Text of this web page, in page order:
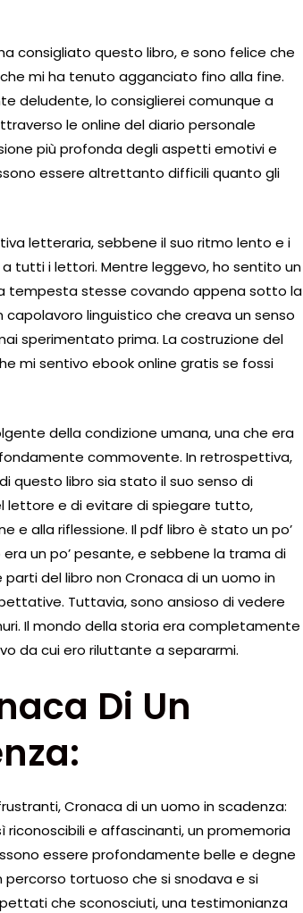
consigliato questo libro, e sono felice che
mi ha tenuto agganciato fino alla fine.
deludente, lo consiglierei comunque a
le online del diario personale
più profonda degli aspetti emotivi e
essere altrettanto difficili quanto gli
letteraria, sebbene il suo ritmo lento e i
tutti i lettori. Mentre leggevo, ho sentito un
tempesta stesse covando appena sotto la
capolavoro linguistico che creava un senso
sperimentato prima. La costruzione del
mi sentivo ebook online gratis se fossi
della condizione umana, una che era
commovente. In retrospettiva,
questo libro sia stato il suo senso di
lettore e di evitare di spiegare tutto,
e alla riflessione. Il pdf libro è stato un po’
un po’ pesante, e sebbene la trama di
del libro non Cronaca di un uomo in
Tuttavia, sono ansioso di vedere
Il mondo della storia era completamente
da cui ero riluttante a separarmi.
Di Un
Cronaca di un uomo in scadenza:
riconoscibili e affascinanti, un promemoria
essere profondamente belle e degne
percorso tortuoso che si snodava e si
che sconosciuti, una testimonianza